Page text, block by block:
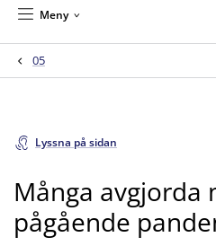
Meny
05
Lyssna på sidan
Många avgjorda
pågående